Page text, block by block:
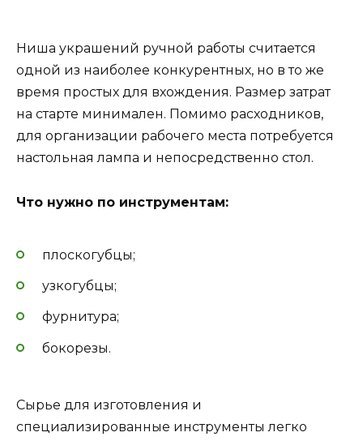
Ниша украшений ручной работы считается
одной из наиболее конкурентных, но в то же
время простых для вхождения. Размер затрат
на старте минимален. Помимо расходников,
для организации рабочего места потребуется
настольная лампа и непосредственно стол.
Что нужно по инструментам:
плоскогубцы;
узкогубцы;
фурнитура;
бокорезы.
Сырье для изготовления и
специализированные инструменты легко